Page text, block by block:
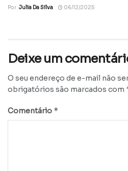
Por Julia Da Silva 06/12/2025
Deixe um
O seu endereço de e-mail não
obrigatórios são marcados com
Comentário *